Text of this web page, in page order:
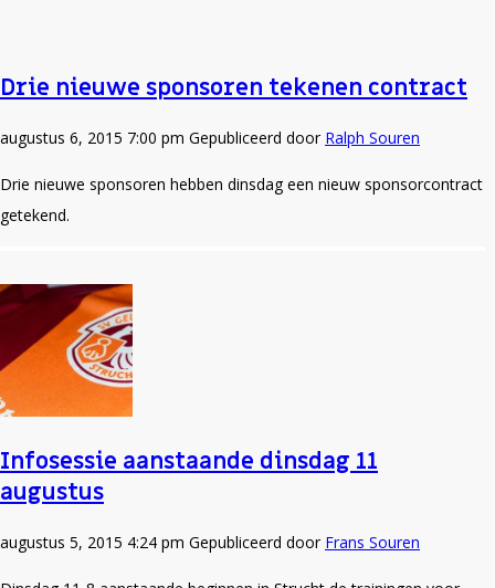
Drie nieuwe sponsoren tekenen contract
augustus 6, 2015 7:00 pm Gepubliceerd door Ralph Souren
Drie nieuwe sponsoren hebben dinsdag een nieuw sponsorcontract
getekend.
Infosessie aanstaande dinsdag 11
augustus
augustus 5, 2015 4:24 pm Gepubliceerd door Frans Souren